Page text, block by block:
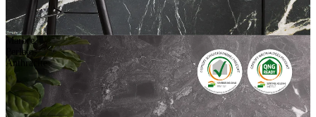
Marbre,
Perlato-
Anthracite